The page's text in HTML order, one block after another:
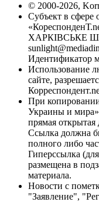
© 2000-2026,
Субъект в сфере
ХАРКІВСЬКЕ
Идентификатор
Использование
сайте,
При
Украины и
прямая открытая
Ссылка должна
полного либо
Гиперссылка
размещена в
материала.
Новости с
"Заявление",